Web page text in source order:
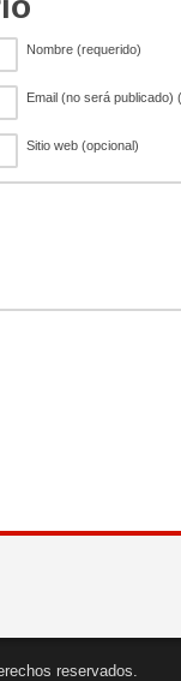
Nombre (requerido)
Email (no será publicado)
Sitio web (opcional)
reservados.